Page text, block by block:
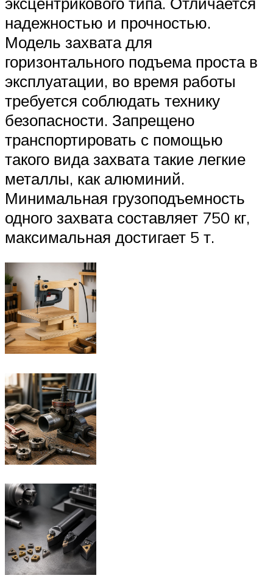
надежностью и прочностью.
Модель захвата для
горизонтального подъема проста в
эксплуатации, во время работы
требуется соблюдать технику
безопасности. Запрещено
транспортировать с помощью
такого вида захвата такие легкие
металлы, как алюминий.
Минимальная грузоподъемность
одного захвата составляет 750 кг,
максимальная достигает 5 т.